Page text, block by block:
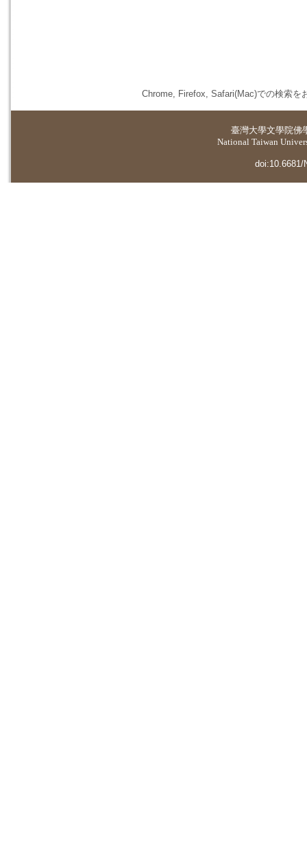
Chrome, Firefox, Safari(Mac)での検索を
臺灣大學文學院佛
National Taiwan
doi:10.6681/